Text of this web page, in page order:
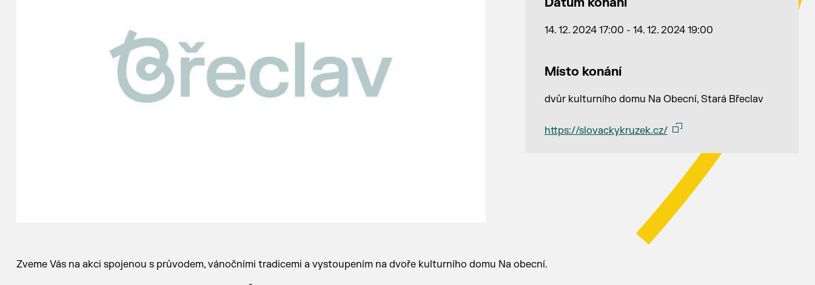
14. 12. 2024 17:00 - 14. 12. 2024 19:00
Místo konání
dvůr kulturního domu Na Obecní, Stará Břeclav
https://slovackykruzek.cz/
Zveme Vás na akci spojenou s průvodem, vánočními tradicemi a vystoupením na dvoře kulturního domu Na obecní.